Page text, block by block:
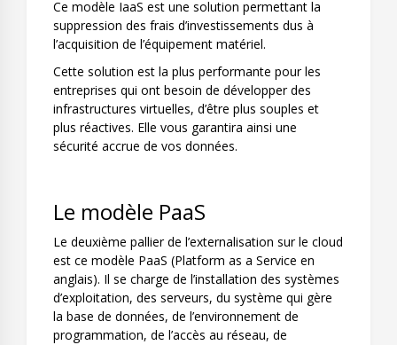
Ce modèle IaaS est une solution permettant la
suppression des frais d’investissements dus à
l’acquisition de l’équipement matériel.
Cette solution est la plus performante pour les
entreprises qui ont besoin de développer des
infrastructures virtuelles, d’être plus souples et
plus réactives. Elle vous garantira ainsi une
sécurité accrue de vos données.
Le modèle PaaS
Le deuxième pallier de l’externalisation sur le cloud
est ce modèle PaaS (Platform as a Service en
anglais). Il se charge de l’installation des systèmes
d’exploitation, des serveurs, du système qui gère
la base de données, de l’environnement de
programmation, de l’accès au réseau, de